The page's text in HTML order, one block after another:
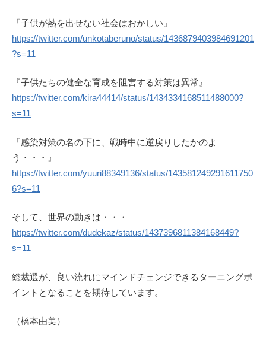
『子供が熱を出せない社会はおかしい』
https://twitter.com/unkotaberuno/status/1436879403984691201
?s=11
『子供たちの健全な育成を阻害する対策は異常』
https://twitter.com/kira44414/status/1434334168511488000?
s=11
『感染対策の名の下に、戦時中に逆戻りしたかのよ
う・・・』
https://twitter.com/yuuri88349136/status/143581249291611750
6?s=11
そして、世界の動きは・・・
https://twitter.com/dudekaz/status/1437396811384168449?
s=11
総裁選が、良い流れにマインドチェンジできるターニングポ
イントとなることを期待しています。
（橋本由美）